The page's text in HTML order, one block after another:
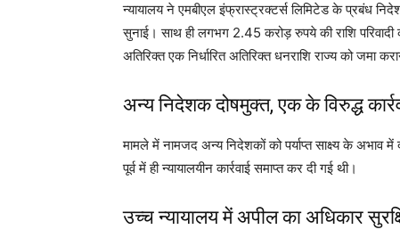
न्यायालय ने एमबीएल इंफ्रास्ट्रक्टर्स लिमिटेड के प्रबंध
सुनाई। साथ ही लगभग 2.45 करोड़ रुपये की राशि
अतिरिक्त एक निर्धारित अतिरिक्त धनराशि राज्य को जमा
अन्य निदेशक दोषमुक्त, एक के विरुद्ध
मामले में नामजद अन्य निदेशकों को पर्याप्त साक्ष्य के
पूर्व में ही न्यायालयीन कार्रवाई समाप्त कर दी गई थी।
उच्च न्यायालय में अपील का अधिकार